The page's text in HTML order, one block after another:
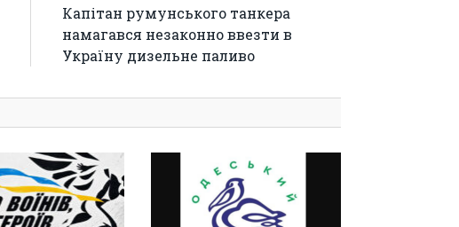
Капітан румунського танкера
намагався незаконно ввезти в
Україну дизельне паливо